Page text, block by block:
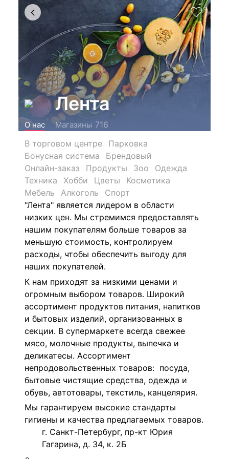
Лента
О нас Магазины 716
В торговом центре
Парковка
Бонусная система
Брендовый
Онлайн-заказ
Продукты Зоо
Одежда
Техника
Хобби Цветы
Косметика
Мебель
Алкоголь
Спорт
"Лента" является лидером в области
низких цен. Мы стремимся предоставлять
нашим покупателям больше товаров за
меньшую стоимость, контролируем
расходы, чтобы обеспечить выгоду для
наших покупателей.
К нам приходят за низкими ценами и
огромным выбором товаров. Широкий
ассортимент продуктов питания, напитков
и бытовых изделий, организованных в
секции. В супермаркете всегда свежее
мясо, молочные продукты, выпечка и
деликатесы. Ассортимент
непродовольственных товаров: посуда,
бытовые чистящие средства, одежда и
обувь, автотовары, текстиль, канцелярия.
Мы гарантируем высокие стандарты
гигиены и качества предлагаемых товаров.
г. Санкт-Петербург, пр-кт Юрия
Гагарина, д. 34, к. 2Б